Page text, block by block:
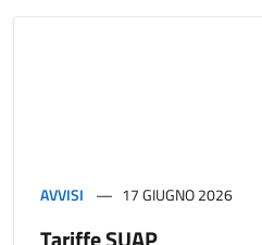
AVVISI 17 GIUGNO 2026